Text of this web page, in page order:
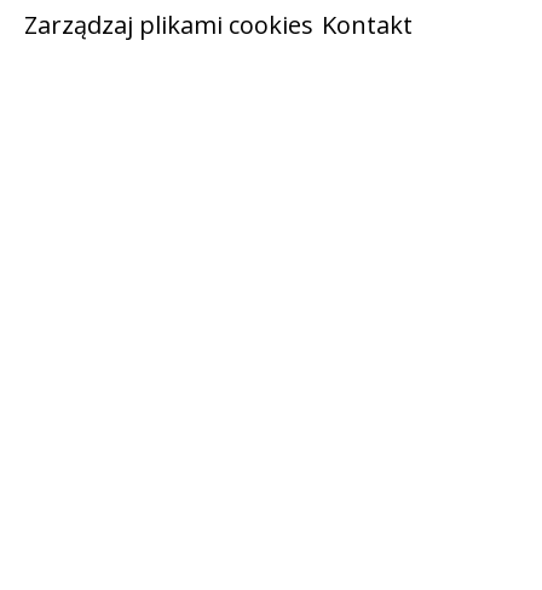
Zarządzaj plikami cookies Kontakt